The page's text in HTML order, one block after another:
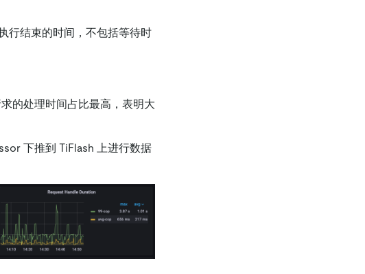
行结束的时间，不包括等待时
的处理时间占比最高，表明大
下推到 TiFlash 上进行数据